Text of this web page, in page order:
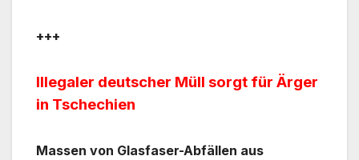
+++
Illegaler deutscher Müll sorgt für Ärger
in Tschechien
Massen von Glasfaser-Abfällen aus